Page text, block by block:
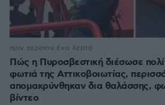
Πώς η Πυροσβεστική διέσωσε
φωτιά της Αττικοβοιωτίας,
απομακρύνθηκαν δια θαλάσσης,
βίντεο
πριν περίπου ένα λεπτό